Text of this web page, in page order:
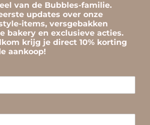
van de Bubbles-familie.
updates over onze
items, versgebakken
bakery en exclusieve acties.
krijg je direct 10% korting
aankoop!